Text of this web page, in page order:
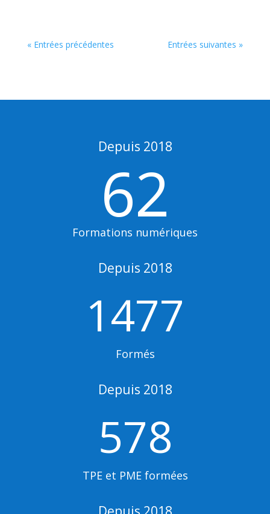
« Entrées précédentes Entrées suivantes »
Depuis 2018
62
Formations numériques
Depuis 2018
1477
Formés
Depuis 2018
578
TPE et PME formées